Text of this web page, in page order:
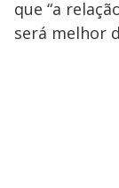
que “a
será melhor